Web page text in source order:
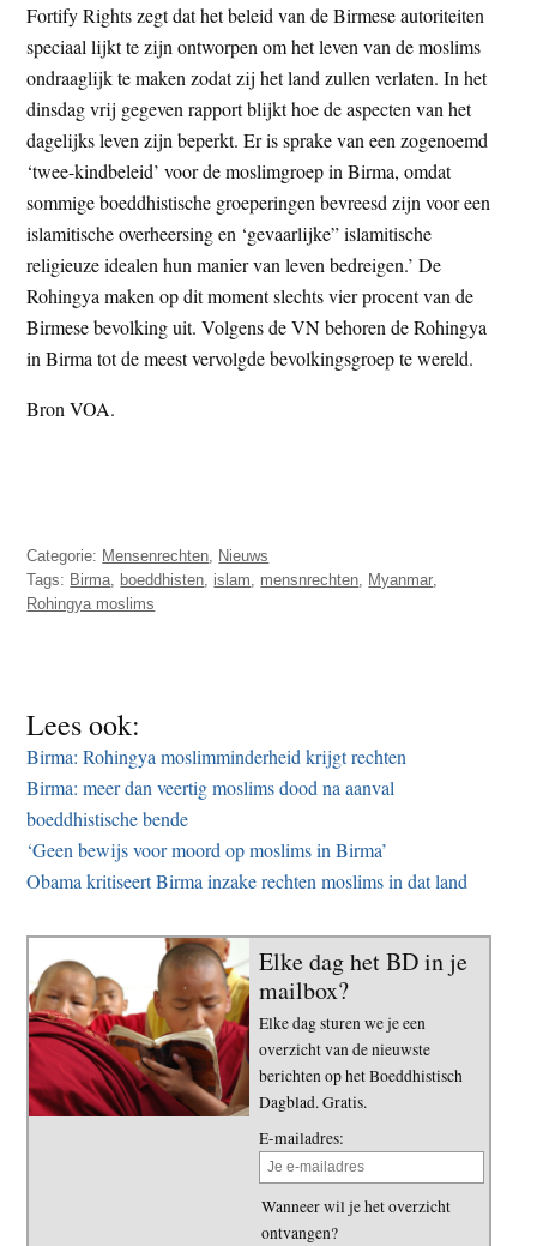
Fortify Rights zegt dat het beleid van de Birmese autoriteiten
speciaal lijkt te zijn ontworpen om het leven van de moslims
ondraaglijk te maken zodat zij het land zullen verlaten. In het
dinsdag vrij gegeven rapport blijkt hoe de aspecten van het
dagelijks leven zijn beperkt. Er is sprake van een zogenoemd
‘twee-kindbeleid’ voor de moslimgroep in Birma, omdat
sommige boeddhistische groeperingen bevreesd zijn voor een
islamitische overheersing en ‘gevaarlijke” islamitische
religieuze idealen hun manier van leven bedreigen.’ De
Rohingya maken op dit moment slechts vier procent van de
Birmese bevolking uit. Volgens de VN behoren de Rohingya
in Birma tot de meest vervolgde bevolkingsgroep te wereld.
Bron VOA.
Categorie: Mensenrechten Nieuws
Tags: Birma boeddhisten islam mensnrechten Myanmar
Rohingya moslims
Lees ook:
Birma: Rohingya moslimminderheid krijgt rechten
Birma: meer dan veertig moslims dood na aanval
boeddhistische bende
‘Geen bewijs voor moord op moslims in Birma’
Obama kritiseert Birma inzake rechten moslims in dat land
Elke dag het BD in je
mailbox?
Elke dag sturen we je een
overzicht van de nieuwste
berichten op het Boeddhistisch
Dagblad. Gratis.
E-mailadres:
Wanneer wil je het overzicht
ontvangen?